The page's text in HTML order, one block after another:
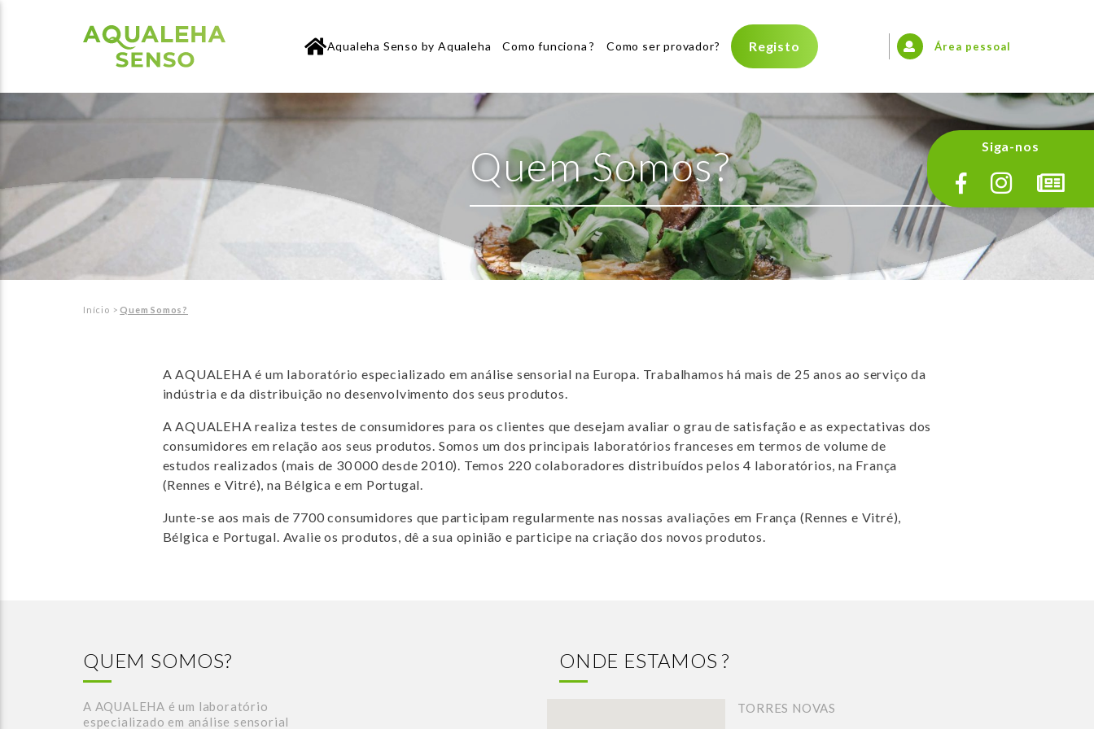
Aqualeha Senso by Aqualeha Como funciona ? Como ser provador? Registo Área pessoal
Siga-nos
Quem Somos?
Início >Quem Somos?
A AQUALEHA é um laboratório especializado em análise sensorial na Europa. Trabalhamos há mais de 25 anos ao serviço da
indústria e da distribuição no desenvolvimento dos seus produtos.
A AQUALEHA realiza testes de consumidores para os clientes que desejam avaliar o grau de satisfação e as expectativas dos
consumidores em relação aos seus produtos. Somos um dos principais laboratórios franceses em termos de volume de
estudos realizados (mais de 30 000 desde 2010). Temos 220 colaboradores distribuídos pelos 4 laboratórios, na França
(Rennes e Vitré), na Bélgica e em Portugal.
Junte-se aos mais de 7700 consumidores que participam regularmente nas nossas avaliações em França (Rennes e Vitré),
Bélgica e Portugal. Avalie os produtos, dê a sua opinião e participe na criação dos novos produtos.
QUEM SOMOS?
A AQUALEHA é um laboratório
especializado em análise sensorial
ONDE ESTAMOS ?
TORRES NOVAS